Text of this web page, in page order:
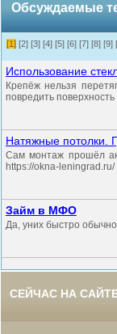
Обсуждаемые
[1] [2] [3] [4] [5] [6] [7] [8] [9]
Использование
Крепёж нельзя
повредить
Натяжные потолки.
Сам монтаж прошёл
https://okna-
Займ в МФО
Да, уних быстро
СЕЙЧАС НА